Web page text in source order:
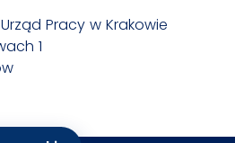
Pracy w Krakowie
1